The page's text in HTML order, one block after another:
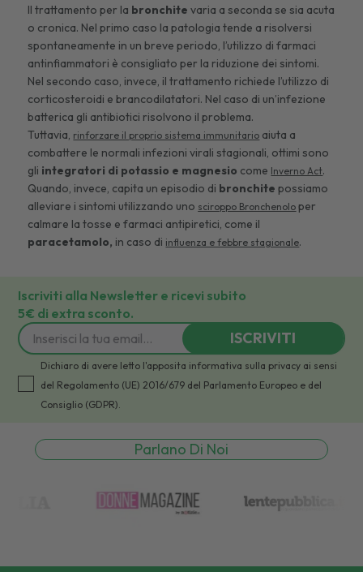
Il trattamento per la bronchite varia a seconda se sia acuta
o cronica. Nel primo caso la patologia tende a risolversi
spontaneamente in un breve periodo, l’utilizzo di farmaci
antinfiammatori è consigliato per la riduzione dei sintomi.
Nel secondo caso, invece, il trattamento richiede l’utilizzo di
corticosteroidi e brancodilatatori. Nel caso di un’infezione
batterica gli antibiotici risolvono il problema.
Tuttavia, rinforzare il proprio sistema immunitario aiuta a
combattere le normali infezioni virali stagionali, ottimi sono
gli integratori di potassio e magnesio come Inverno Act.
Quando, invece, capita un episodio di bronchite possiamo
alleviare i sintomi utilizzando uno sciroppo Bronchenolo per
calmare la tosse e farmaci antipiretici, come il
paracetamolo, in caso di influenza e febbre stagionale.
Iscriviti alla Newsletter e ricevi subito
5€ di extra sconto.
ISCRIVITI
Dichiaro di avere letto l'apposita informativa sulla privacy ai sensi
del Regolamento (UE) 2016/679 del Parlamento Europeo e del
Consiglio (GDPR).
Parlano Di Noi